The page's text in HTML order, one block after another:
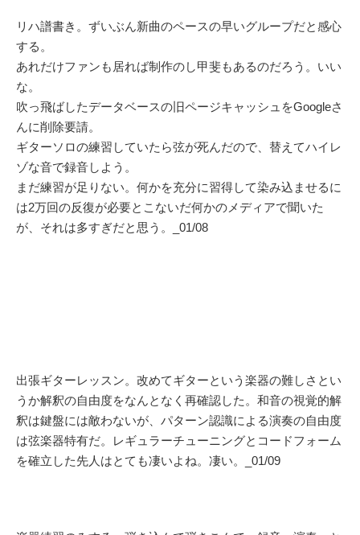
リハ譜書き。ずいぶん新曲のペースの早いグループだと感心
する。
あれだけファンも居れば制作のし甲斐もあるのだろう。いい
な。
吹っ飛ばしたデータベースの旧ページキャッシュをGoogleさ
んに削除要請。
ギターソロの練習していたら弦が死んだので、替えてハイレ
ゾな音で録音しよう。
まだ練習が足りない。何かを充分に習得して染み込ませるに
は2万回の反復が必要とこないだ何かのメディアで聞いた
が、それは多すぎだと思う。_01/08
出張ギターレッスン。改めてギターという楽器の難しさとい
うか解釈の自由度をなんとなく再確認した。和音の視覚的解
釈は鍵盤には敵わないが、パターン認識による演奏の自由度
は弦楽器特有だ。レギュラーチューニングとコードフォーム
を確立した先人はとても凄いよね。凄い。_01/09